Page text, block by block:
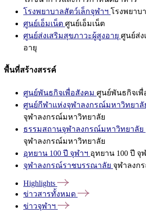
โรงพยาบาลสัตว์เล็กจุฬาฯ โรงพยาบ
ศูนย์เอ็มเน็ต ศูนย์เอ็มเน็ต
ศูนย์ส่งเสริมสุขภาวะผู้สูงอายุ ศูนย์ส่ง
อายุ
พื้นที่สร้างสรรค์
ศูนย์พันธกิจเพื่อสังคม ศูนย์พันธกิจเพื่
ศูนย์กีฬาแห่งจุฬาลงกรณ์มหาวิทยาลั
จุฬาลงกรณ์มหาวิทยาลัย
ธรรมสถานจุฬาลงกรณ์มหาวิทยาลัย
จุฬาลงกรณ์มหาวิทยาลัย
อุทยาน 100 ปี จุฬาฯ อุทยาน 100 ปี จุ
จุฬาลงกรณ์ราชบรรณาลัย จุฬาลงก
Highlights
ข่าวสารทั้งหมด
ข่าวจุฬาฯ